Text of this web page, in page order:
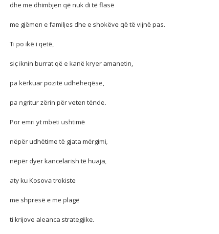
dhe me dhimbjen që nuk di të flasë
me gjëmen e familjes dhe e shokëve që të vijnë pas.
Ti po ikë i qetë,
siç iknin burrat që e kanë kryer amanetin,
pa kërkuar pozitë udhëheqëse,
pa ngritur zërin për veten tënde.
Por emri yt mbeti ushtimë
nëpër udhëtime të gjata mërgimi,
nëpër dyer kancelarish të huaja,
aty ku Kosova trokiste
me shpresë e me plagë
ti krijove aleanca strategjike.